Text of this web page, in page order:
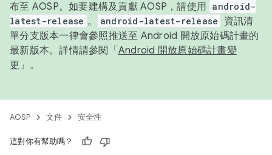
布至 AOSP。如要建構及貢獻 AOSP，請使用 android-
latest-release 。 android-latest-release
資訊清
單分支版本一律會參照推送至 Android 開放原始碼計畫的
最新版本。詳情請參閱「 Android 開放原始碼計畫變
更 」。
AOSP 文件 安全性
這對你有幫助嗎？